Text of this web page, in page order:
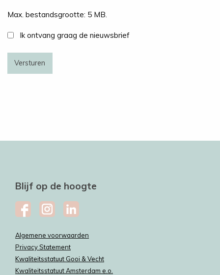
Max. bestandsgrootte: 5 MB.
Nieuwsbrief
Ik ontvang graag de nieuwsbrief
Versturen
Blijf op de hoogte
Algemene voorwaarden
Privacy Statement
Kwaliteitsstatuut Gooi & Vecht
Kwaliteitsstatuut Amsterdam e.o.